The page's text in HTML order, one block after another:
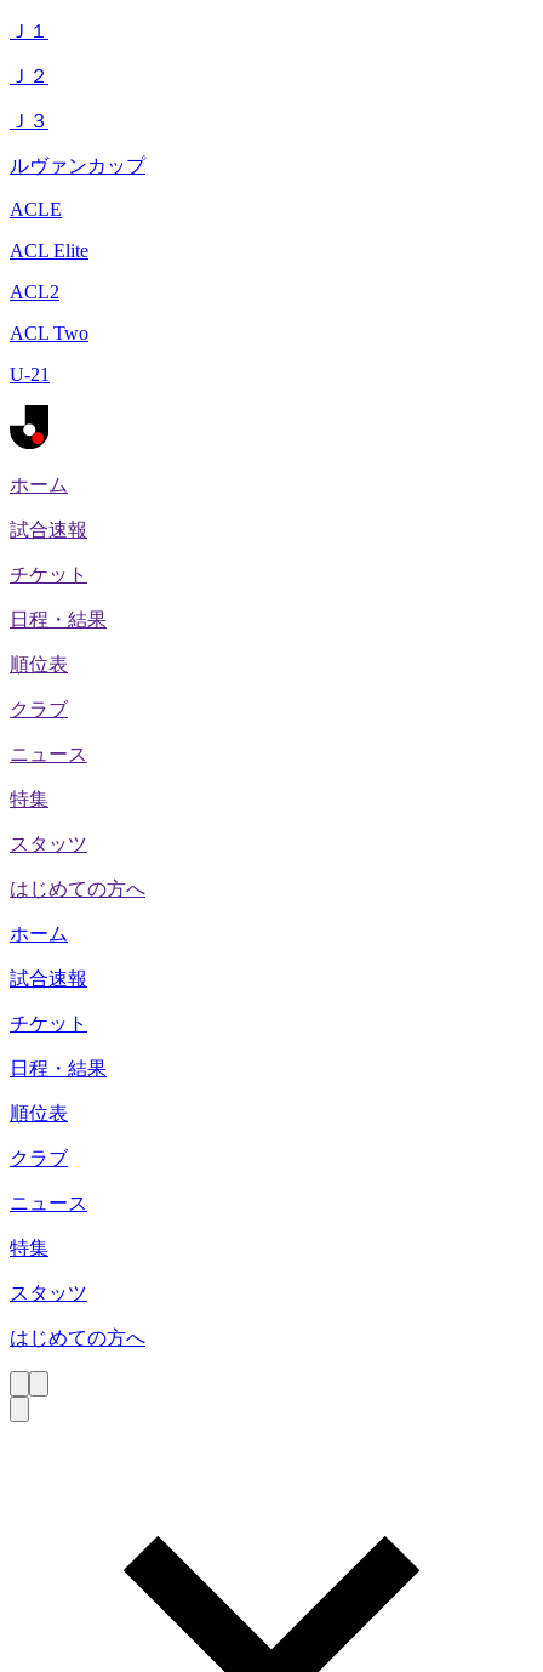
Ｊ１
Ｊ２
Ｊ３
ルヴァンカップ
ACLE
ACL Elite
ACL2
ACL Two
U-21
ホーム
試合速報
チケット
日程・結果
順位表
クラブ
ニュース
特集
スタッツ
はじめての方へ
ホーム
試合速報
チケット
日程・結果
順位表
クラブ
ニュース
特集
スタッツ
はじめての方へ